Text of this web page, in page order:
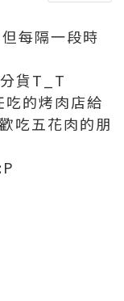
每隔一段時
貨T_T
的烤肉店給
吃五花肉的朋